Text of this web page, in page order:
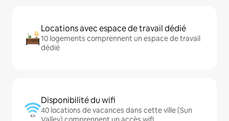
Locations avec espace de travail dédié
10 logements comprennent un espace de travail
dédié
Disponibilité du wifi
40 locations de vacances dans cette ville (Sun